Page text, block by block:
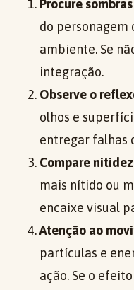
Procure
do personagem
ambiente. Se
integração.
Observe o
olhos e
entregar falhas
Compare
mais nítido ou
encaixe visual
Atenção ao
partículas e
ação. Se o